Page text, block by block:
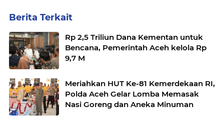
Berita Terkait
Rp 2,5 Triliun Dana Kementan untuk
Bencana, Pemerintah Aceh kelola Rp
9,7 M
Meriahkan HUT Ke-81 Kemerdekaan RI,
Polda Aceh Gelar Lomba Memasak
Nasi Goreng dan Aneka Minuman